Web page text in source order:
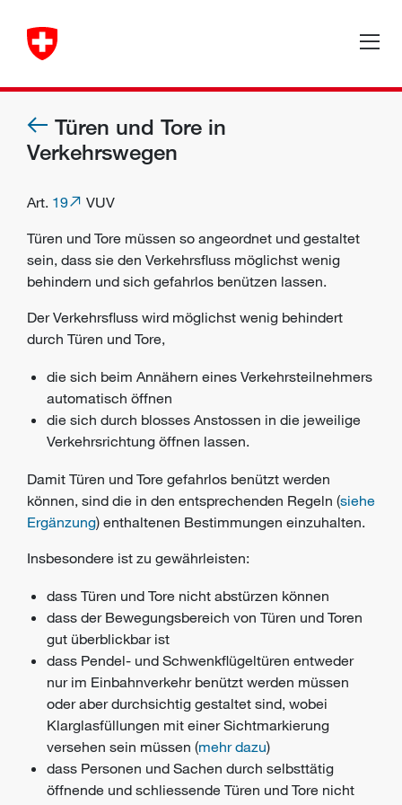
Türen und Tore in
Verkehrswegen
Art. 19
VUV
Türen und Tore müssen so angeordnet und gestaltet
sein, dass sie den Verkehrsfluss möglichst wenig
behindern und sich gefahrlos benützen lassen.
Der Verkehrsfluss wird möglichst wenig behindert
durch Türen und Tore,
die sich beim Annähern eines Verkehrsteilnehmers
automatisch öffnen
die sich durch blosses Anstossen in die jeweilige
Verkehrsrichtung öffnen lassen.
Damit Türen und Tore gefahrlos benützt werden
können, sind die in den entsprechenden Regeln (siehe
Ergänzung) enthaltenen Bestimmungen einzuhalten.
Insbesondere ist zu gewährleisten:
dass Türen und Tore nicht abstürzen können
dass der Bewegungsbereich von Türen und Toren
gut überblickbar ist
dass Pendel- und Schwenkflügeltüren entweder
nur im Einbahnverkehr benützt werden müssen
oder aber durchsichtig gestaltet sind, wobei
Klarglasfüllungen mit einer Sichtmarkierung
versehen sein müssen (mehr dazu)
dass Personen und Sachen durch selbsttätig
öffnende und schliessende Türen und Tore nicht